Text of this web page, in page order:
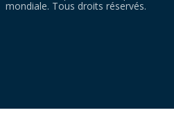
mondiale. Tous droits réservés.